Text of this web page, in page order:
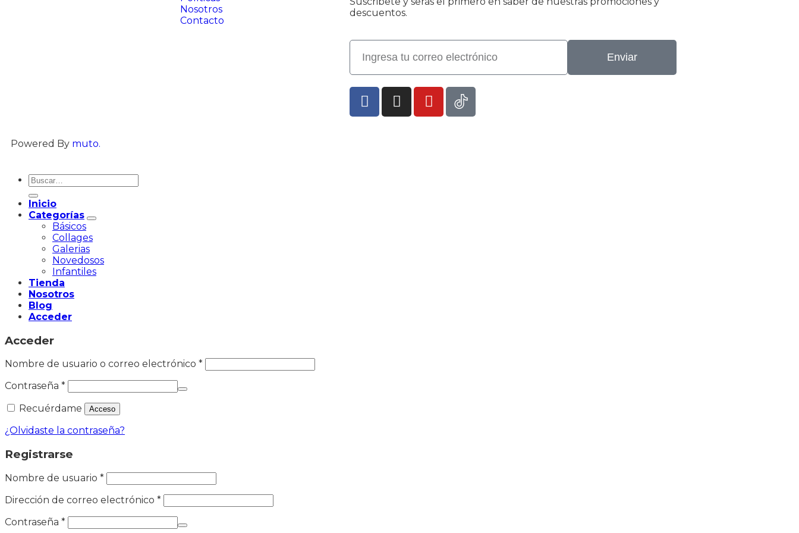
Nosotros
Contacto
descuentos.
Enviar
Powered By muto.
Inicio
Categorías
Básicos
Collages
Galerias
Novedosos
Infantiles
Tienda
Nosotros
Blog
Acceder
Acceder
Nombre de usuario o correo electrónico *
Contraseña *
Recuérdame
Acceso
¿Olvidaste la contraseña?
Registrarse
Nombre de usuario *
Dirección de correo electrónico *
Contraseña *